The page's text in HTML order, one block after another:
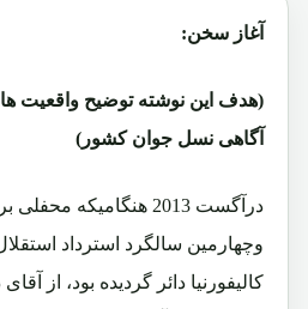
آغاز سخن:
(هدف این نوشته توضیح واقعیت
آگاهی نسل جوان کشور)
درآگست 2013 هنگامیکه
وچهارمین سالگرد استرداد
کالیفورنیا دائر گردیده بود، از